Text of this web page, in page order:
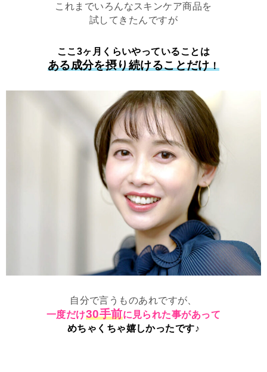
これまでいろんなスキンケア商品を
試してきたんですが
ここ3ヶ月くらいやっていることは
ある成分を摂り続けることだけ！
自分で言うものあれですが、
一度だけ30手前に見られた事があって
めちゃくちゃ嬉しかったです♪